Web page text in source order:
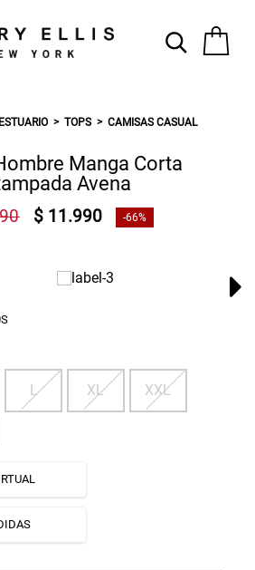
TOPS CAMISAS CASUAL
Manga Corta
Avena
$ 11.990 -66%
L XL XXL